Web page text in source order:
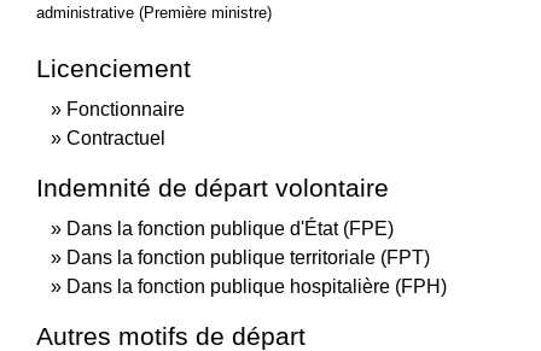
administrative (Première ministre)
Licenciement
Fonctionnaire
Contractuel
Indemnité de départ volontaire
Dans la fonction publique d'État (FPE)
Dans la fonction publique territoriale (FPT)
Dans la fonction publique hospitalière (FPH)
Autres motifs de départ